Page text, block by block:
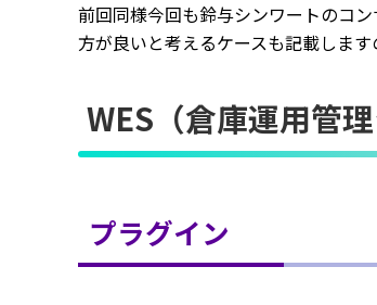
前回同様今回も鈴与シンワートのコ
方が良いと考えるケースも記載します
WES（倉庫運用管
プラグイン
不
パ
タ